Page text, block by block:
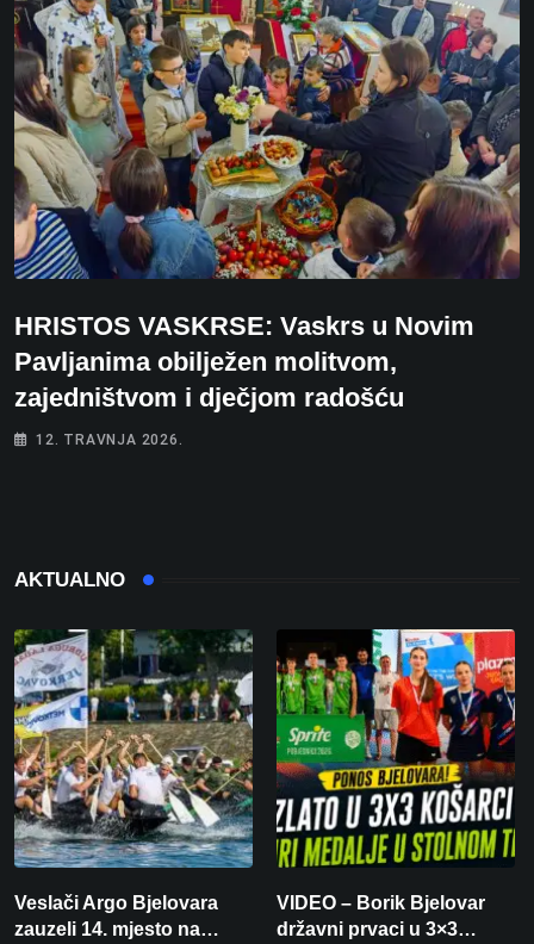
HRISTOS VASKRSE: Vaskrs u Novim
Pavljanima obilježen molitvom,
zajedništvom i dječjom radošću
12. TRAVNJA 2026.
AKTUALNO
Veslači Argo Bjelovara
zauzeli 14. mjesto na
VIDEO – Borik Bjelovar
državni prvaci u 3×3